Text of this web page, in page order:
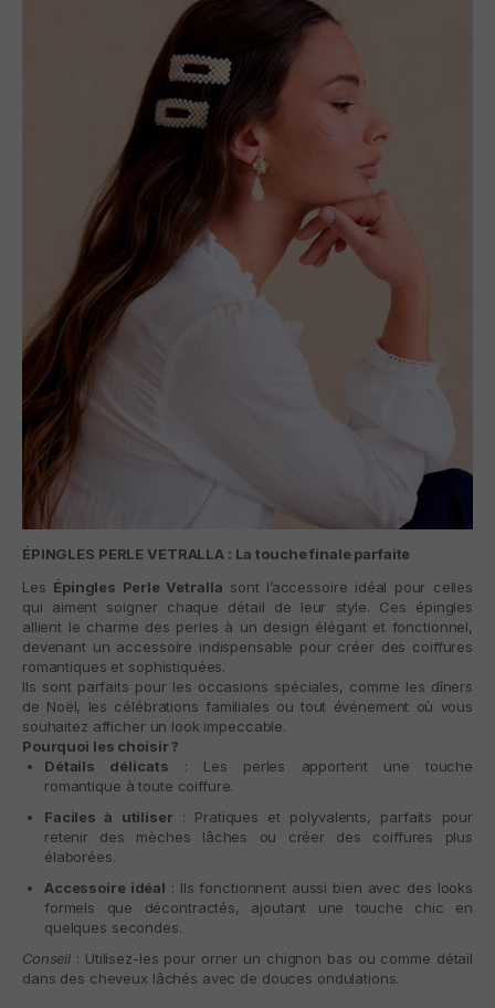
ÉPINGLES PERLE VETRALLA : La touche finale parfaite
Les Épingles Perle Vetralla sont l’accessoire idéal pour celles
qui aiment soigner chaque détail de leur style. Ces épingles
allient le charme des perles à un design élégant et fonctionnel,
devenant un accessoire indispensable pour créer des coiffures
romantiques et sophistiquées.
Ils sont parfaits pour les occasions spéciales, comme les dîners
de Noël, les célébrations familiales ou tout événement où vous
souhaitez afficher un look impeccable.
Pourquoi les choisir ?
Détails délicats : Les perles apportent une touche
romantique à toute coiffure.
Faciles à utiliser: Pratiques et polyvalents, parfaits pour
retenir des mèches lâches ou créer des coiffures plus
élaborées.
Accessoire idéal : Ils fonctionnent aussi bien avec des looks
formels que décontractés, ajoutant une touche chic en
quelques secondes.
Conseil : Utilisez-les pour orner un chignon bas ou comme détail
dans des cheveux lâchés avec de douces ondulations.